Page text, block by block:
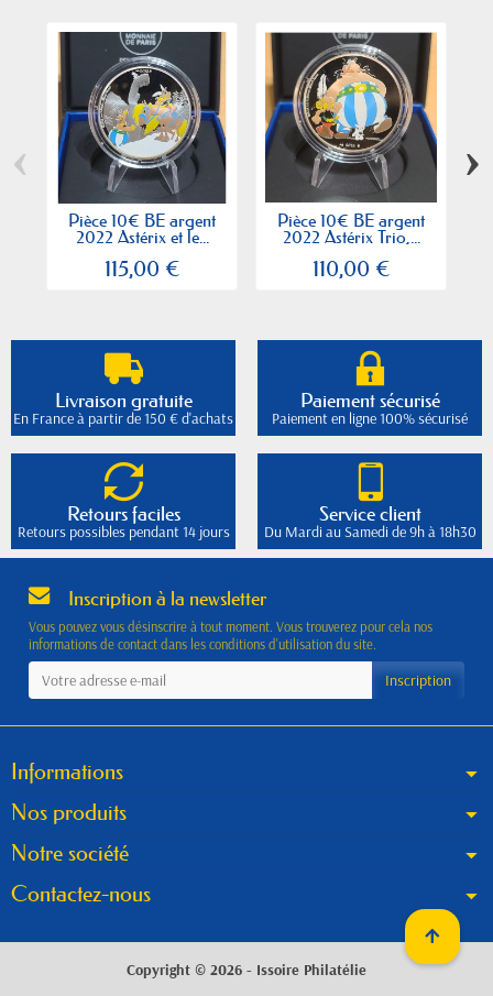
Pièce 10€ BE argent
2022 Astérix et le...
115,00 €
Pièce 10€ BE argent
2022 Astérix Trio,...
110,00 €
‹ ›
Livraison gratuite
En France à partir de 150 € d'achats
Paiement sécurisé
Paiement en ligne 100% sécurisé
Retours faciles
Retours possibles pendant 14 jours
Service client
Du Mardi au Samedi de 9h à 18h30
Inscription à la newsletter
Vous pouvez vous désinscrire à tout moment. Vous trouverez pour cela nos
informations de contact dans les conditions d'utilisation du site.
Informations
Nos produits
Notre société
Contactez-nous
Copyright © 2026 - Issoire Philatélie